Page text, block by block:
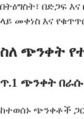
በትዕግስት፣ በድጋፍ
ላይ መቀነስ እና
ስለ ጭንቀት
ጥ.1 ጭንቀት
ከተወሰኑ ጭንቀቶች